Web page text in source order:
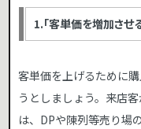
1.「客単価を増加させ
客単価を上げるために
うとしましょう。来店
は、DPや陳列等売り場